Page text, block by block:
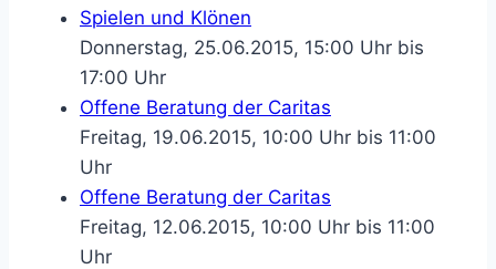
Spielen und Klönen
Donnerstag, 25.06.2015, 15:00 Uhr bis
17:00 Uhr
Offene Beratung der Caritas
Freitag, 19.06.2015, 10:00 Uhr bis 11:00
Uhr
Offene Beratung der Caritas
Freitag, 12.06.2015, 10:00 Uhr bis 11:00
Uhr